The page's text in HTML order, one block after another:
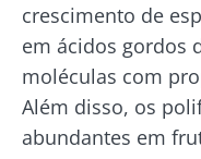
crescimento de
em ácidos gordos
moléculas com
Além disso, os
abundantes em